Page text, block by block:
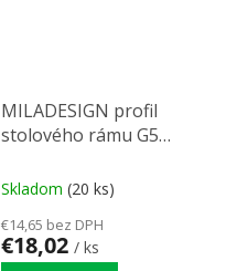
MILADESIGN profil
stolového rámu G5
Skladom (20 ks)
€14,65 bez DPH
€18,02 / ks